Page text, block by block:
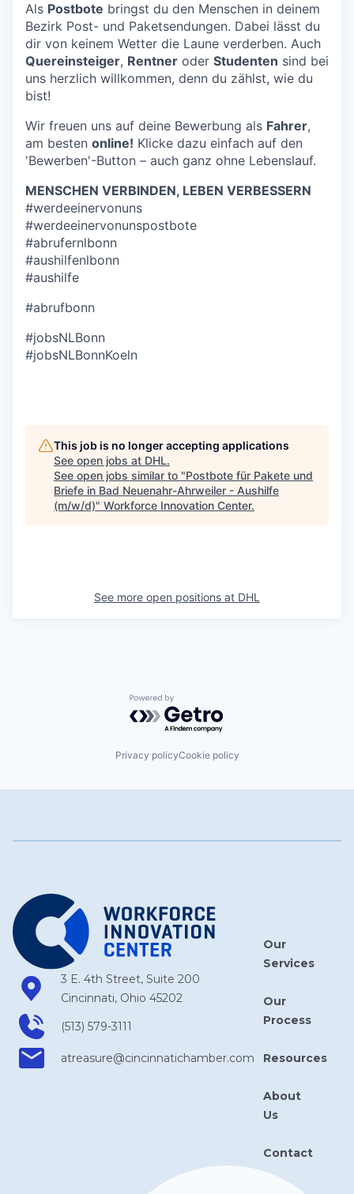
Als Postbote bringst du den Menschen in deinem
Bezirk Post- und Paketsendungen. Dabei lässt du
dir von keinem Wetter die Laune verderben. Auch
Quereinsteiger, Rentner oder Studenten sind bei
uns herzlich willkommen, denn du zählst, wie du
bist!
Wir freuen uns auf deine Bewerbung als Fahrer,
am besten online! Klicke dazu einfach auf den
'Bewerben'-Button – auch ganz ohne Lebenslauf.
MENSCHEN VERBINDEN, LEBEN VERBESSERN
#werdeeinervonuns
#werdeeinervonunspostbote
#abrufernlbonn
#aushilfenlbonn
#aushilfe
#abrufbonn
#jobsNLBonn
#jobsNLBonnKoeln
This job is no longer accepting applications
See open jobs at DHL.
See open jobs similar to "Postbote für Pakete und
Briefe in Bad Neuenahr-Ahrweiler - Aushilfe
(m/w/d)" Workforce Innovation Center.
See more open positions at DHL
Powered by Getro.com
Privacy policyCookie policy
3 E. 4th Street, Suite 200
Cincinnati, Ohio 45202
(513) 579-3111
atreasure​@cincinnatichamber​.com
Our
Services
Our
Process
Resources
About
Us
Contact